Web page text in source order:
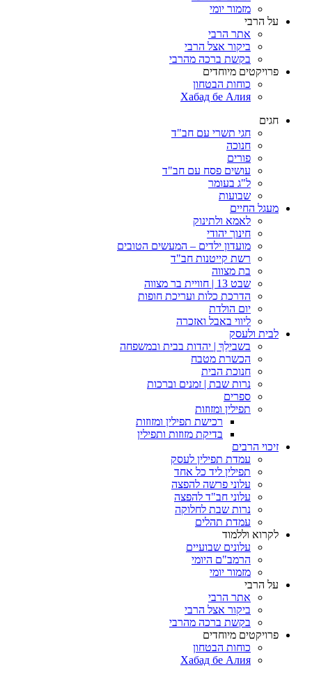
מזמור יומי
על הרבי
אתר הרבי
ביקור אצל הרבי
בקשת ברכה מהרבי
פרויקטים מיוחדים
כוחות הבטחון
Хабад бе Алия
חגים
חגי תשרי עם חב"ד
חנוכה
פורים
עושים פסח עם חב"ד
ל"ג בעומר
שבועות
מעגל החיים
לאמא ולתינוק
חינוך יהודי
מועדון ילדים – המעשים הטובים
רשת קייטנות חב"ד
בת מצווה
שבט 13 | חוויית בר מצווה
הדרכת כלות ועריכת חופות​
יום הולדת
ליווי באבל ואזכרה
לבית ולעסק
בשבילֵךְ | יהדות בבית ובמשפחה
הכשרת מטבח
חנוכת הבית
נרות שבת | זמנים וברכות
ספרים
תפילין ומזוזות
רכישת תפילין ומזוזות
בדיקת מזוזות ותפילין
זיכוי הרבים
עמדת תפילין לעסק
תפילין ליד כל אחד
עלוני פרשה להפצה
עלוני חב"ד להפצה
נרות שבת לחלוקה
עמדת תהלים
לקרוא וללמוד
עלונים שבועיים
הרמב"ם היומי
מזמור יומי
על הרבי
אתר הרבי
ביקור אצל הרבי
בקשת ברכה מהרבי
פרויקטים מיוחדים
כוחות הבטחון
Хабад бе Алия